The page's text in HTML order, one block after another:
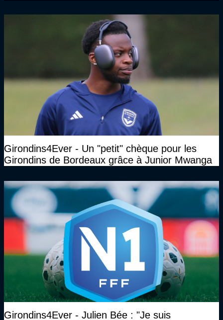
Girondins4Ever - Un "petit" chèque pour les
Girondins de Bordeaux grâce à Junior Mwanga
Girondins4Ever - Julien Bée : "Je suis